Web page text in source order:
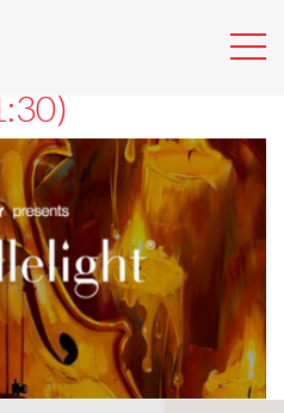
– COLDPLAY &
(ORE